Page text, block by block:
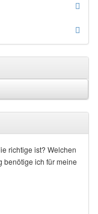
richtige ist? Welchen
benötige ich für meine